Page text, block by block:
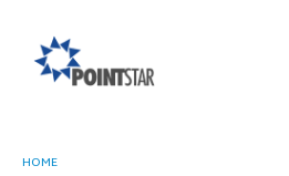
HOME